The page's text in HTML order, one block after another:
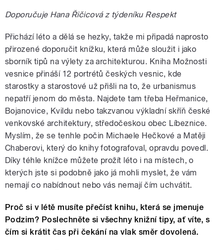
Doporučuje Hana Řičicová z týdeníku Respekt
Přichází léto a dělá se hezky, takže mi připadá naprosto
přirozené doporučit knížku, která může sloužit i jako
sborník tipů na výlety za architekturou. Kniha Možnosti
vesnice přináší 12 portrétů českých vesnic, kde
starostky a starostové už přišli na to, že urbanismus
nepatří jenom do města. Najdete tam třeba Heřmanice,
Bojanovice, Kvildu nebo takzvanou výkladní skříň české
venkovské architektury, středočeskou obec Líbeznice.
Myslím, že se tenhle počin Michaele Hečkové a Matěji
Chaberovi, který do knihy fotografoval, opravdu povedl.
Díky téhle knížce můžete prožít léto i na místech, o
kterých jste si podobně jako já mohli myslet, že vám
nemají co nabídnout nebo vás nemají čím uchvátit.
Proč si v létě musíte přečíst knihu, která se jmenuje
Podzim? Poslechněte si všechny knižní tipy, ať víte, s
čím si krátit čas při čekání na vlak směr dovolená.